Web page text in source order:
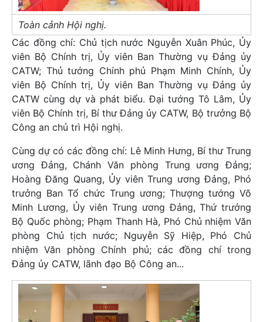
Toàn cảnh Hội nghị.
Các đồng chí: Chủ tịch nước Nguyễn Xuân Phúc, Ủy
viên Bộ Chính trị, Ủy viên Ban Thường vụ Đảng ủy
CATW; Thủ tướng Chính phủ Phạm Minh Chính, Ủy
viên Bộ Chính trị, Ủy viên Ban Thường vụ Đảng ủy
CATW cùng dự và phát biểu. Đại tướng Tô Lâm, Ủy
viên Bộ Chính trị, Bí thư Đảng ủy CATW, Bộ trưởng Bộ
Công an chủ trì Hội nghị.
Cùng dự có các đồng chí: Lê Minh Hưng, Bí thư Trung
ương Đảng, Chánh Văn phòng Trung ương Đảng;
Hoàng Đăng Quang, Ủy viên Trung ương Đảng, Phó
trưởng Ban Tổ chức Trung ương; Thượng tướng Võ
Minh Lương, Ủy viên Trung ương Đảng, Thứ trưởng
Bộ Quốc phòng; Phạm Thanh Hà, Phó Chủ nhiệm Văn
phòng Chủ tịch nước; Nguyễn Sỹ Hiệp, Phó Chủ
nhiệm Văn phòng Chính phủ; các đồng chí trong
Đảng ủy CATW, lãnh đạo Bộ Công an...